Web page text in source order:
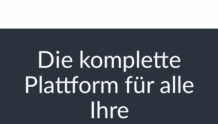
Die komplette
Plattform für alle
Ihre